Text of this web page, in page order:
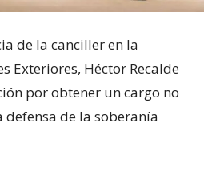
de la canciller en la
Exteriores, Héctor Recalde
por obtener un cargo no
de la soberanía